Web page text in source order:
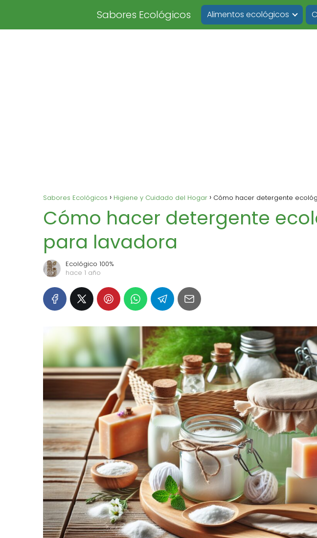
Sabores Ecológicos Alimentos ecológicos
Sabores Ecológicos Higiene y Cuidado del Hogar Cómo hacer detergente
Cómo hacer detergente
para lavadora
Ecológico 100%
hace 1 año